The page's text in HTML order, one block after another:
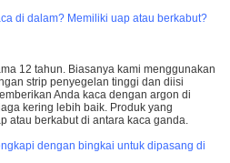
di dalam? Memiliki uap atau berkabut?
12 tahun. Biasanya kami menggunakan
strip penyegelan tinggi dan diisi
Anda kaca dengan argon di
kering lebih baik. Produk yang
atau berkabut di antara kaca ganda.
dengan bingkai untuk dipasang di